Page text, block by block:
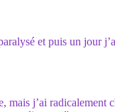
et puis un
mais j’ai